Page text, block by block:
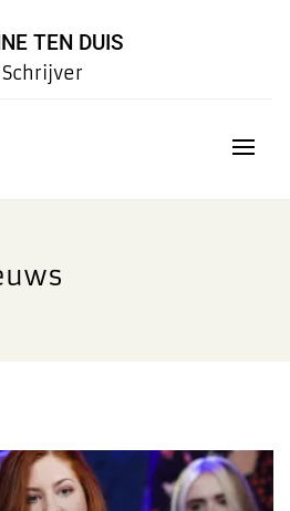
TEN DUIS
Schrijver